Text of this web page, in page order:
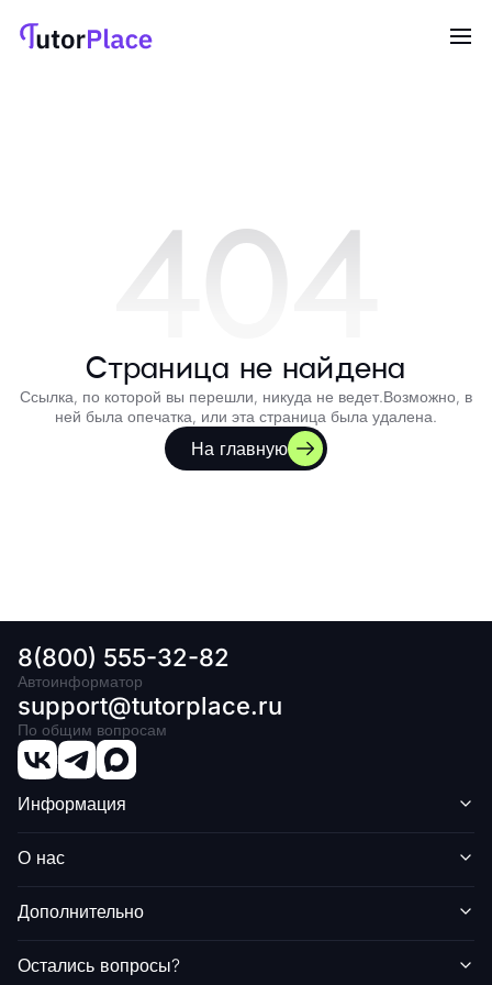
404
Страница не найдена
Ссылка, по которой вы перешли, никуда не ведет.Возможно, в
ней была опечатка, или эта страница была удалена.
На главную
8(800) 555-32-82
Автоинформатор
support@tutorplace.ru
По общим вопросам
Информация
О нас
Дополнительно
Остались вопросы?